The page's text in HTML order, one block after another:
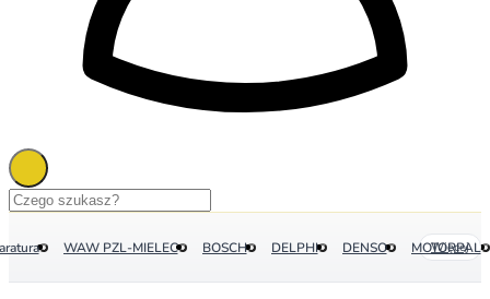
WAW PZL-MIELEC BOSCH DELPHI DENSO MOTORPAL
Więcej